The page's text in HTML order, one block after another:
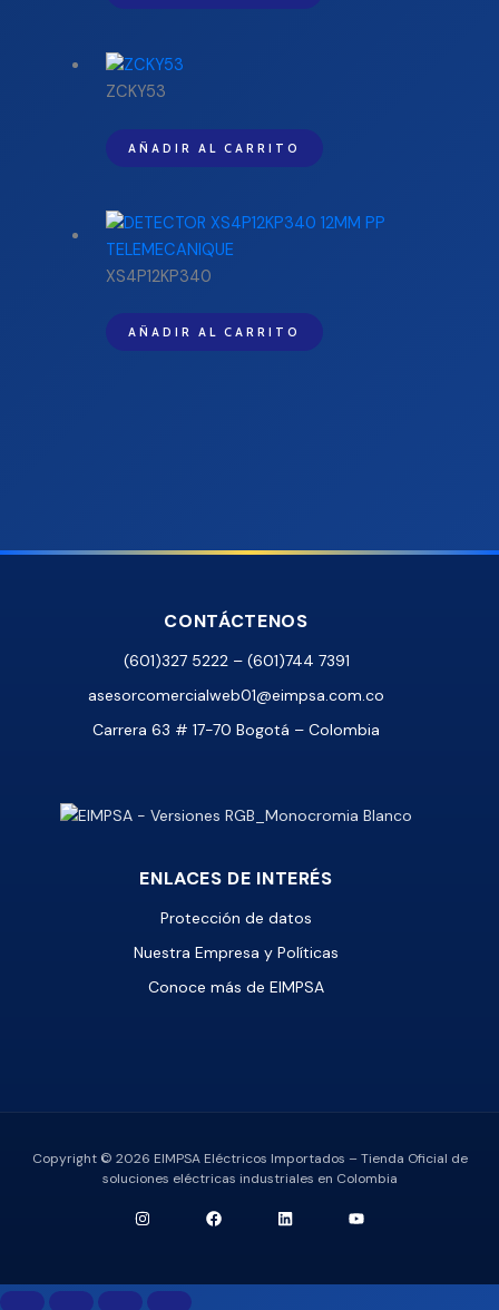
ZCKY53
AÑADIR AL CARRITO
XS4P12KP340
AÑADIR AL CARRITO
CONTÁCTENOS
(601)327 5222 – (601)744 7391
asesorcomercialweb01@eimpsa.com.co
Carrera 63 # 17-70 Bogotá – Colombia
ENLACES DE INTERÉS
Protección de datos
Nuestra Empresa y Políticas
Conoce más de EIMPSA
Copyright © 2026 EIMPSA Eléctricos Importados – Tienda Oficial de
soluciones eléctricas industriales en Colombia